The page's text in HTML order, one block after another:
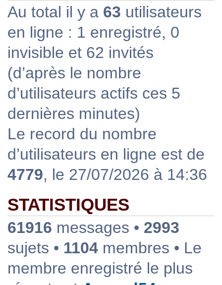
Au total il y a 63 utilisateurs
en ligne : 1 enregistré, 0
invisible et 62 invités
(d’après le nombre
d’utilisateurs actifs ces 5
dernières minutes)
Le record du nombre
d’utilisateurs en ligne est de
4779, le 27/07/2026 à 14:36
STATISTIQUES
61916 messages • 2993
sujets • 1104 membres • Le
membre enregistré le plus